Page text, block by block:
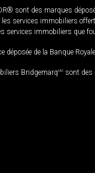
sont des marques
services immobiliers
services immobiliers que
déposée de la Banque
BridgemarqMD sont des